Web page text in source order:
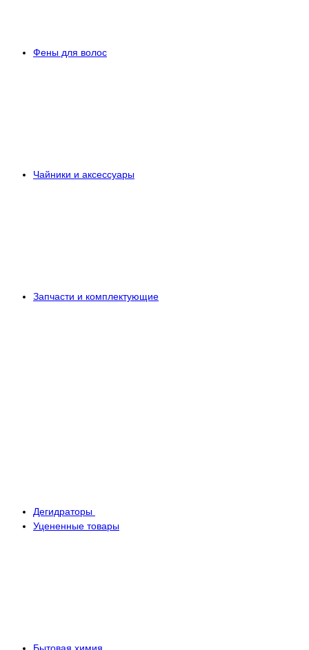
Фены для волос
Чайники и аксессуары
Запчасти и комплектующие
Дегидраторы
Уцененные товары
Бытовая химия